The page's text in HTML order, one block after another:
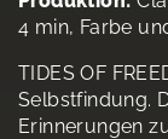
4 min, Farbe
TIDES OF
Selbstfindung.
Erinnerungen